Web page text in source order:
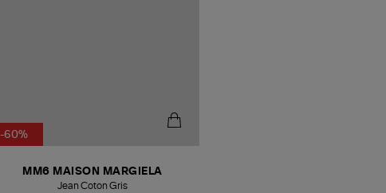
-60%
MM6 MAISON MARGIELA
Jean Coton Gris